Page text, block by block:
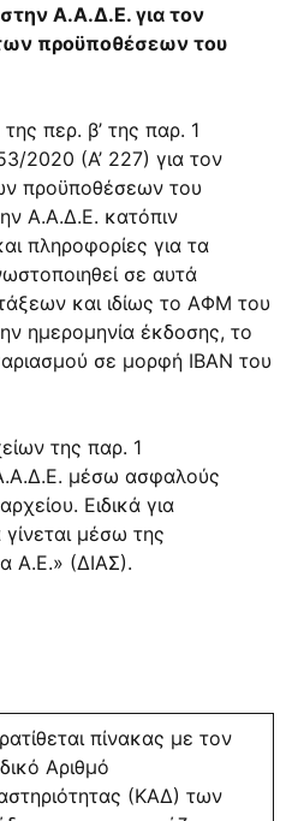
Α.Α.Δ.Ε. για τον
προϋποθέσεων του
περ. β’ της παρ. 1
2020 (Α’ 227) για τον
προϋποθέσεων του
Α.Α.Δ.Ε. κατόπιν
πληροφορίες για τα
σε αυτά
και ιδίως το ΑΦΜ του
ημερομηνία έκδοσης, το
σε μορφή IBAN του
της παρ. 1
Α.Α.Δ.Ε. μέσω ασφαλούς
Ειδικά για
μέσω της
Α.Ε.» (ΔΙΑΣ).
πίνακας με τον
Αριθμό
(ΚΑΔ) των